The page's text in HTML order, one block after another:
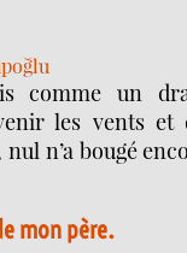
comme un
les vents et
n’a bougé
mon père.